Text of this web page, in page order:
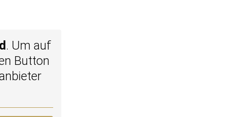
. Um auf
Button